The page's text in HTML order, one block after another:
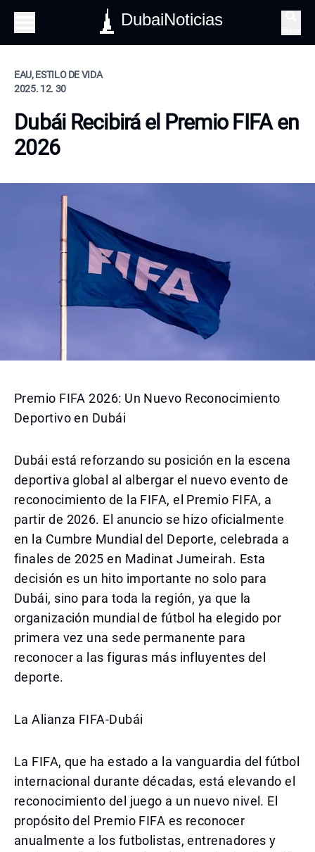
DubaiNoticias
EAU, ESTILO DE VIDA
2025. 12. 30
Dubái Recibirá el Premio FIFA en
2026
Premio FIFA 2026: Un Nuevo Reconocimiento
Deportivo en Dubái
Dubái está reforzando su posición en la escena
deportiva global al albergar el nuevo evento de
reconocimiento de la FIFA, el Premio FIFA, a
partir de 2026. El anuncio se hizo oficialmente
en la Cumbre Mundial del Deporte, celebrada a
finales de 2025 en Madinat Jumeirah. Esta
decisión es un hito importante no solo para
Dubái, sino para toda la región, ya que la
organización mundial de fútbol ha elegido por
primera vez una sede permanente para
reconocer a las figuras más influyentes del
deporte.
La Alianza FIFA-Dubái
La FIFA, que ha estado a la vanguardia del fútbol
internacional durante décadas, está elevando el
reconocimiento del juego a un nuevo nivel. El
propósito del Premio FIFA es reconocer
anualmente a los futbolistas, entrenadores y